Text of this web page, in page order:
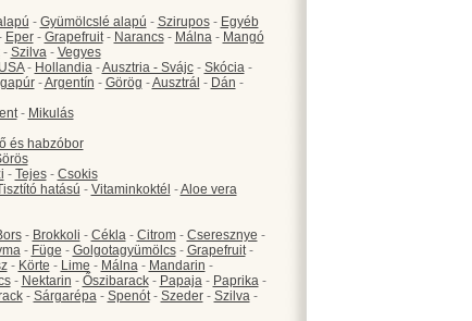
- Gyümölcslé alapú - Szirupos- Egyéb
Eper- Grapefruit- Narancs- Málna- Mangó
- Szilva- Vegyes
USA- Hollandia-Ausztria - Svájc- Skócia-
-Argentín - Görög -Ausztrál - Dán -
- Mikulás
és habzóbor
- Tejes- Csokis
hatású - Vitaminkoktél -Aloe vera
- Brokkoli - Cékla- Citrom- Cseresznye -
- Füge - Golgotagyümölcs- Grapefruit-
- Körte - Lime - Málna- Mandarin -
- Nektarin - Őszibarack- Papaja- Paprika-
- Sárgarépa- Spenót- Szeder- Szilva-